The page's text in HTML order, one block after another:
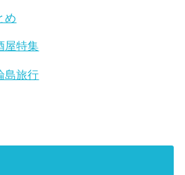
め
屋特集
島旅行